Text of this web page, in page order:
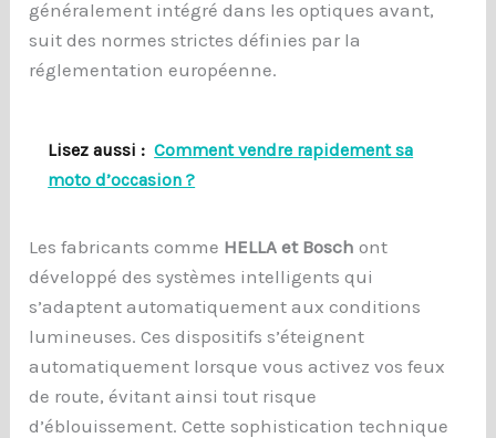
généralement intégré dans les optiques avant,
suit des normes strictes définies par la
réglementation européenne.
Lisez aussi : Comment vendre rapidement sa
moto d’occasion ?
Les fabricants comme HELLA et Bosch ont
développé des systèmes intelligents qui
s’adaptent automatiquement aux conditions
lumineuses. Ces dispositifs s’éteignent
automatiquement lorsque vous activez vos feux
de route, évitant ainsi tout risque
d’éblouissement. Cette sophistication technique